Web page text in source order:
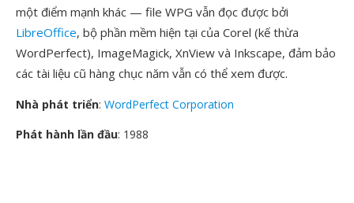
một điểm mạnh khác — file WPG vẫn đọc được bởi
LibreOffice, bộ phần mềm hiện tại của Corel (kế thừa
WordPerfect), ImageMagick, XnView và Inkscape, đảm bảo
các tài liệu cũ hàng chục năm vẫn có thể xem được.
Nhà phát triển: WordPerfect Corporation
Phát hành lần đầu: 1988